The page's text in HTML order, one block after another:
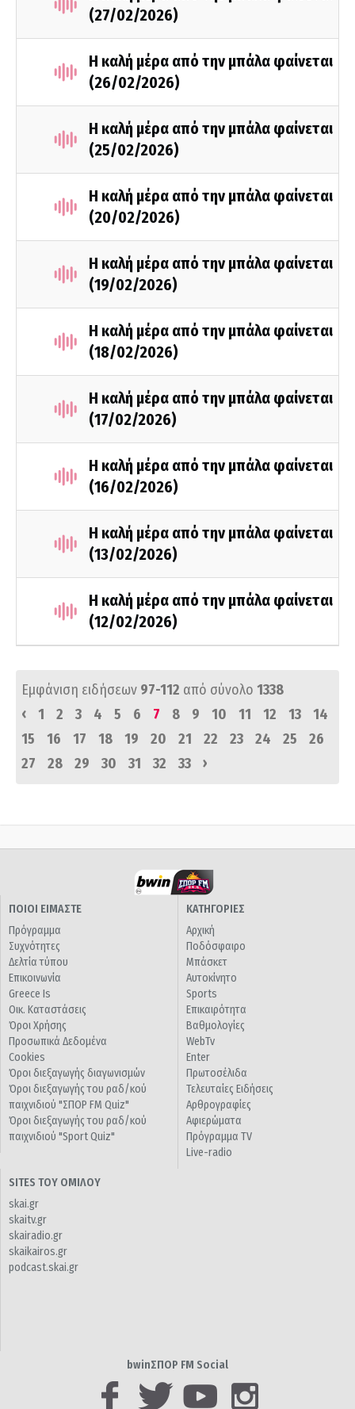
(27/02/2026)
Η καλή μέρα από την μπάλα φαίνεται
(26/02/2026)
Η καλή μέρα από την μπάλα φαίνεται
(25/02/2026)
Η καλή μέρα από την μπάλα φαίνεται
(20/02/2026)
Η καλή μέρα από την μπάλα φαίνεται
(19/02/2026)
Η καλή μέρα από την μπάλα φαίνεται
(18/02/2026)
Η καλή μέρα από την μπάλα φαίνεται
(17/02/2026)
Η καλή μέρα από την μπάλα φαίνεται
(16/02/2026)
Η καλή μέρα από την μπάλα φαίνεται
(13/02/2026)
Η καλή μέρα από την μπάλα φαίνεται
(12/02/2026)
Εμφάνιση ειδήσεων 97-112 από σύνολο 1338
‹
1 2 3 4 5 6 7 8 9 10 11 12 13
14
15
16 17 18 19 20 21 22 23 24 25
26
27
28 29 30 31 32 33 ›
ΠΟΙΟΙ ΕΙΜΑΣΤΕ
Πρόγραμμα
Συχνότητες
Δελτία τύπου
Επικοινωνία
Greece Is
Οικ. Καταστάσεις
Όροι Χρήσης
Προσωπικά Δεδομένα
Cookies
Όροι διεξαγωγής διαγωνισμών
Όροι διεξαγωγής του ραδ/κού
παιχνιδιού "ΣΠΟΡ FM Quiz"
Όροι διεξαγωγής του ραδ/κού
παιχνιδιού "Sport Quiz"
ΚΑΤΗΓΟΡΙΕΣ
Αρχική
Ποδόσφαιρο
Μπάσκετ
Αυτοκίνητο
Sports
Επικαιρότητα
Βαθμολογίες
WebTv
Enter
Πρωτοσέλιδα
Τελευταίες Ειδήσεις
Αρθρογραφίες
Αφιερώματα
Πρόγραμμα TV
Live-radio
SITES ΤΟΥ ΟΜΙΛΟΥ
skai.gr
skaitv.gr
skairadio.gr
skaikairos.gr
podcast.skai.gr
bwinΣΠΟΡ FM Social